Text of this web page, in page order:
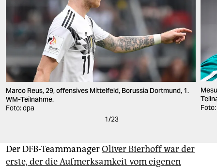
Marco Reus, 29, offensives Mittelfeld, Borussia Dortmund, 1.
WM-Teilnahme.
Foto: dpa
1/23
Der DFB-TeammanagerOliver Bierhoff war der
erste, der die Aufmerksamkeit vom eigenen